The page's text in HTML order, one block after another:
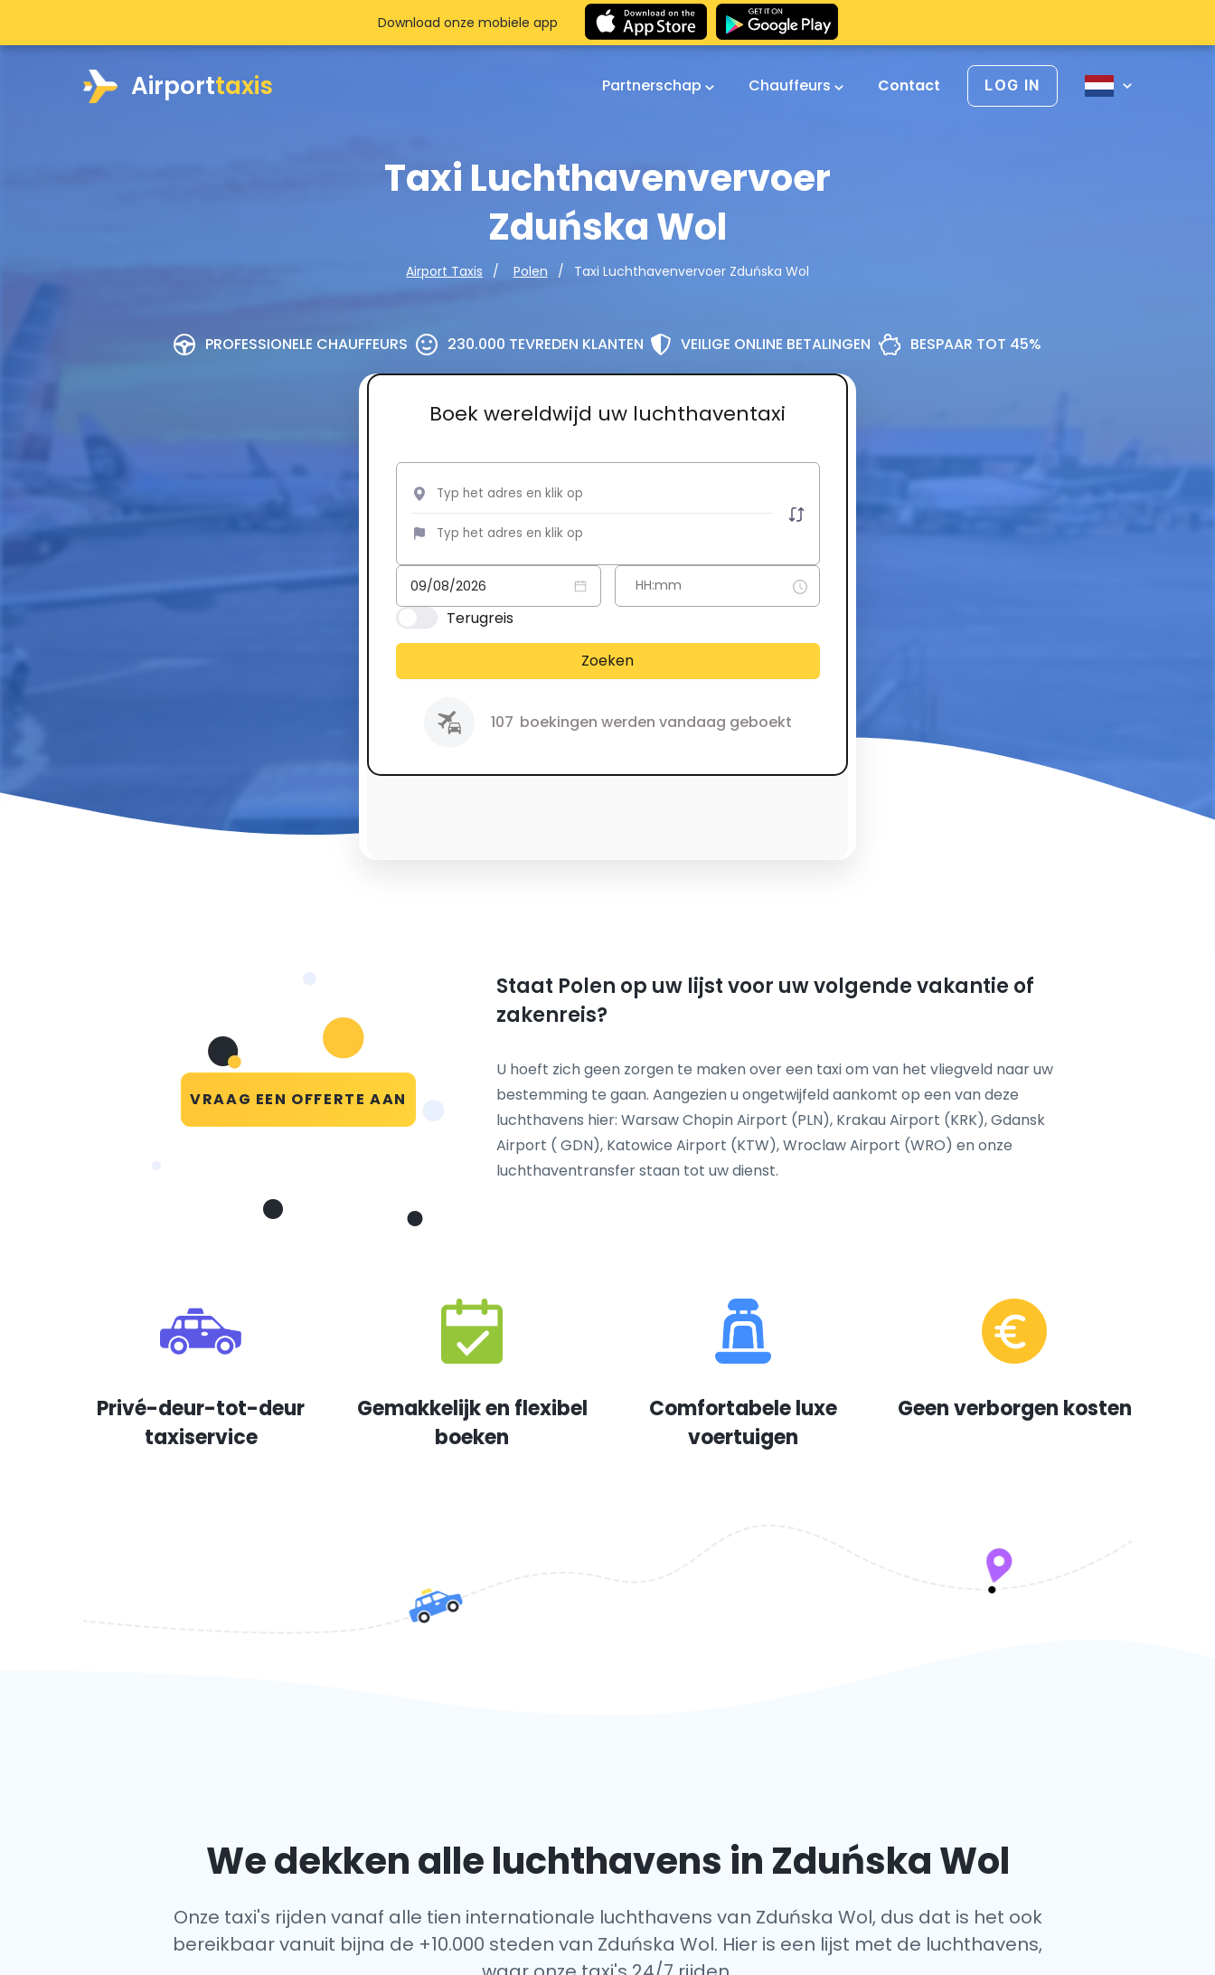
Airporttaxis Partnerschap Chauffeurs Contact LOG IN
Taxi Luchthavenvervoer
Zduńska Wol
Airport Taxis Polen Taxi Luchthavenvervoer Zduńska Wol
PROFESSIONELE CHAUFFEURS 230.000 TEVREDEN KLANTEN VEILIGE ONLINE BETALINGEN BESPAAR TOT 45%
Boek wereldwijd uw luchthaventaxi
Terugreis
Zoeken
107 boekingen werden vandaag geboekt
Download onze mobiele app
VRAAG EEN OFFERTE AAN
Staat Polen op uw lijst voor uw volgende vakantie of
zakenreis?
U hoeft zich geen zorgen te maken over een taxi om van het vliegveld naar uw
bestemming te gaan. Aangezien u ongetwijfeld aankomt op een van deze
luchthavens hier: Warsaw Chopin Airport (PLN), Krakau Airport (KRK), Gdansk
Airport ( GDN), Katowice Airport (KTW), Wroclaw Airport (WRO) en onze
luchthaventransfer staan tot uw dienst.
Privé-deur-tot-deur
taxiservice
Gemakkelijk en flexibel
boeken
Comfortabele luxe
voertuigen
Geen verborgen kosten
We dekken alle luchthavens in Zduńska Wol
Onze taxi's rijden vanaf alle tien internationale luchthavens van Zduńska Wol, dus dat is het ook
bereikbaar vanuit bijna de +10.000 steden van Zduńska Wol. Hier is een lijst met de luchthavens,